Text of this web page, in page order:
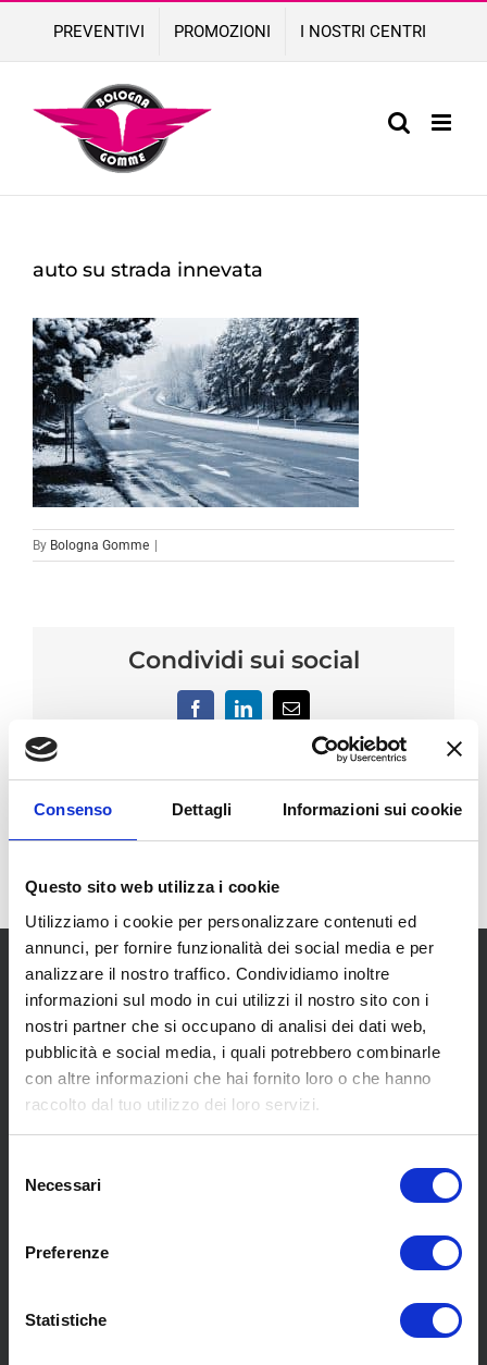
Consenso Dettagli Informazioni sui cookie
Questo sito web utilizza i cookie
Utilizziamo i cookie per personalizzare contenuti ed
annunci, per fornire funzionalità dei social media e per
analizzare il nostro traffico. Condividiamo inoltre
informazioni sul modo in cui utilizzi il nostro sito con i
nostri partner che si occupano di analisi dei dati web,
pubblicità e social media, i quali potrebbero combinarle
con altre informazioni che hai fornito loro o che hanno
raccolto dal tuo utilizzo dei loro servizi.
delNecessari
Preferenze
Statistiche
content
PREVENTIVI PROMOZIONI I NOSTRI CENTRI
auto su strada innevata
By Bologna Gomme
Condividi sui social
FacebookLinkedInEmail
SCOPRI I NOSTRI CENTRI
Chi siamo
Meccanica